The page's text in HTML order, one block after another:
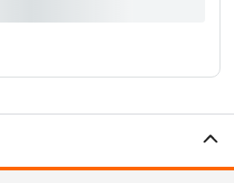
zum Schutz vor